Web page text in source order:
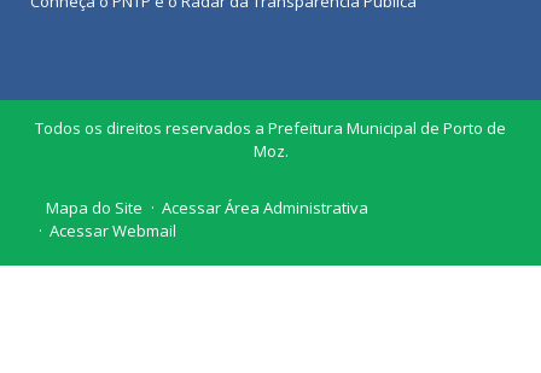
Todos os direitos reservados a Prefeitura Municipal de Porto de
Moz.
Mapa do Site
Acessar Área Administrativa
Acessar Webmail